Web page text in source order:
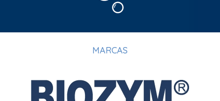
MARCAS